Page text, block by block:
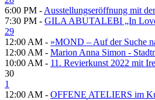
6:00 PM - Ausstellungseröffnung mit
7:30 PM - GILA ABUTALEBI „In
29
12:00 AM - »MOND – Auf der Suche
12:00 AM - Marion Anna Simon -
10:00 AM - 11. Revierkunst 2022 mit
30
1
12:00 AM - OFFENE ATELIERS im